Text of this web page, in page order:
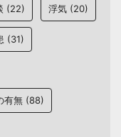
(22) 浮気 (20)
(31)
有無 (88)